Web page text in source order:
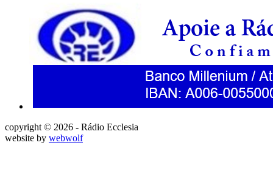
copyright © 2026 - Rádio Ecclesia
website by webwolf